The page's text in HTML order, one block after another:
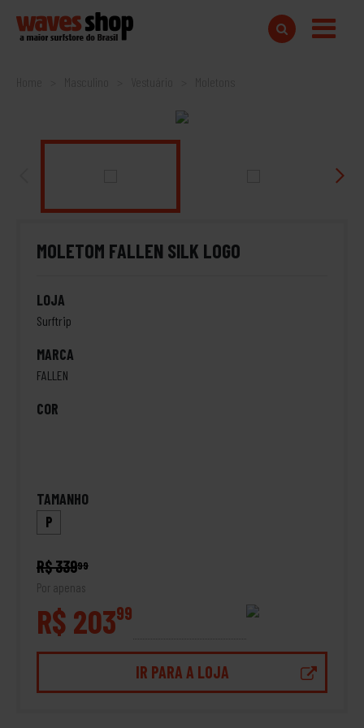
Home
MOLETOM FALLEN SILK LOGO
LOJA
Surftrip
MARCA
FALLEN
COR
TAMANHO
P
R$ 33999
Por apenas
R$ 20399
IR PARA A LOJA